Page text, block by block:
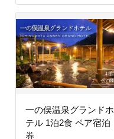
一の俣温泉グランドホ
テル 1泊2食 ペア宿泊
券